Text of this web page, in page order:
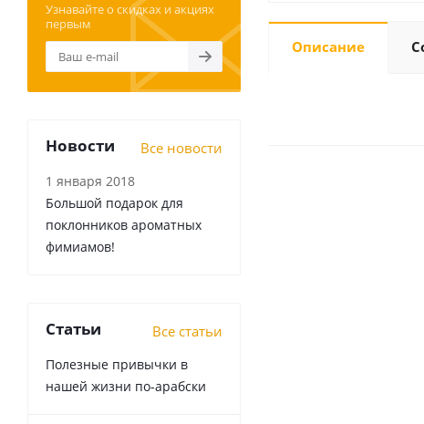
Описание
Узнавайте о скидках и акциях
первым
Новости Все новости
1 января 2018
Большой подарок для
поклонников ароматных
фимиамов!
Статьи Все статьи
Полезные привычки в
нашей жизни по-арабски